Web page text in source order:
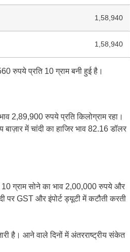
1,58,940
1,58,940
प्रति 10 ग्राम बनी हुई है।
2,89,900 रुपये प्रति किलोग्राम रहा।
में चांदी का हाजिर भाव 82.16 डॉलर
ग्राम सोने का भाव 2,00,000 रुपये और
पर GST और इंपोर्ट ड्यूटी में कटौती करती
है। आने वाले दिनों में अंतरराष्ट्रीय संकेत